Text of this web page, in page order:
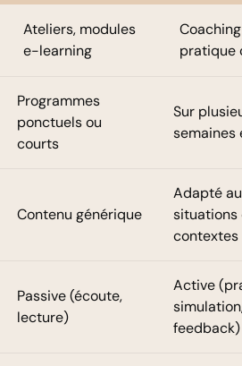
Ateliers, modules
e-learning
pratique
Programmes
ponctuels ou
courts
Sur
semaines
Contenu générique
Adapté
situations
contextes
Passive (écoute,
lecture)
Active
feedback)